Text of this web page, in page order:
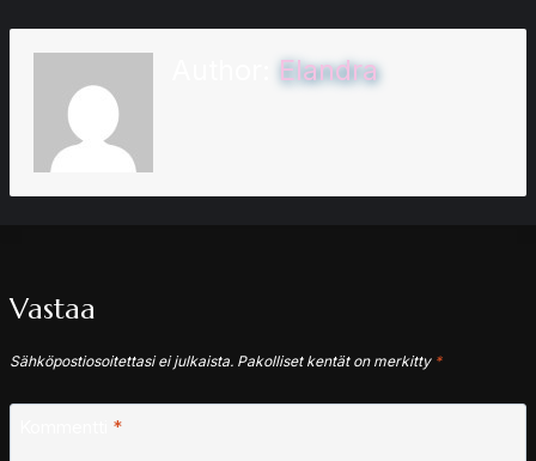
Elandra
Vastaa
Sähköpostiosoitettasi ei julkaista. Pakolliset kentät on merkitty *
*